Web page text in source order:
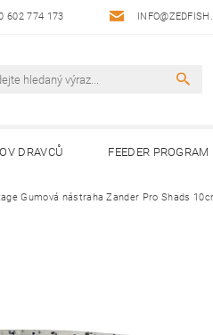
602 774 173
DRAVCŮ FEEDER PROGRAM
Gumová nástraha Zander Pro Shads